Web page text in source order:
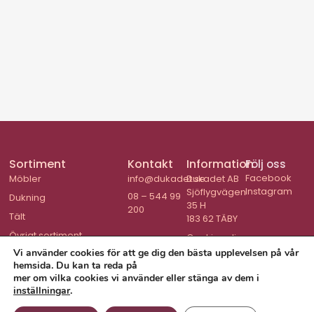
Sortiment
Möbler
Dukning
Tält
Övrigt sortiment
Kontakt
info@dukadet.se
08 – 544 99
200
Information
Dukadet AB
Sjöflygvägen
35 H
183 62 TÄBY
Cookiepolicy
Följ oss
Facebook
Instagram
Vi använder cookies för att ge dig den bästa upplevelsen på vår
hemsida. Du kan ta reda på
mer om vilka cookies vi använder eller stänga av dem i
inställningar.